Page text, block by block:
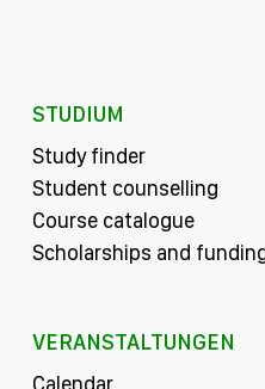
STUDIUM
Study finder
Student counselling
Course catalogue
Scholarships and
VERANSTALTUNGEN
Calendar